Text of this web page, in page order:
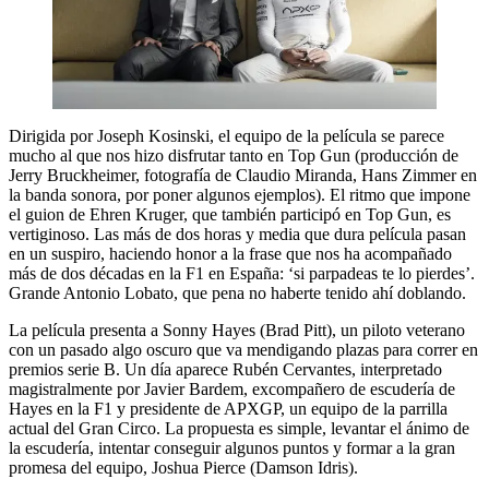
Dirigida por Joseph Kosinski, el equipo de la película se parece
mucho al que nos hizo disfrutar tanto en Top Gun (producción de
Jerry Bruckheimer, fotografía de Claudio Miranda, Hans Zimmer en
la banda sonora, por poner algunos ejemplos). El ritmo que impone
el guion de Ehren Kruger, que también participó en Top Gun, es
vertiginoso. Las más de dos horas y media que dura película pasan
en un suspiro, haciendo honor a la frase que nos ha acompañado
más de dos décadas en la F1 en España: ‘si parpadeas te lo pierdes’.
Grande Antonio Lobato, que pena no haberte tenido ahí doblando.
La película presenta a Sonny Hayes (Brad Pitt), un piloto veterano
con un pasado algo oscuro que va mendigando plazas para correr en
premios serie B. Un día aparece Rubén Cervantes, interpretado
magistralmente por Javier Bardem, excompañero de escudería de
Hayes en la F1 y presidente de APXGP, un equipo de la parrilla
actual del Gran Circo. La propuesta es simple, levantar el ánimo de
la escudería, intentar conseguir algunos puntos y formar a la gran
promesa del equipo, Joshua Pierce (Damson Idris).